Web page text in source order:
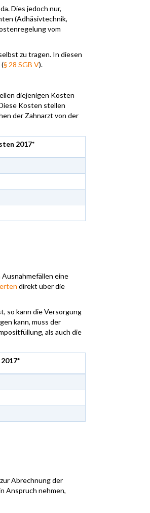
Dies jedoch nur,
(Adhäsivtechnik,
vom
zu tragen. In diesen
§ 28 SGB V).
diejenigen Kosten
Kosten stellen
der Zahnarzt von der
2017*
eine
direkt über die
so kann die Versorgung
kann, muss der
als auch die
Abrechnung der
Anspruch nehmen,